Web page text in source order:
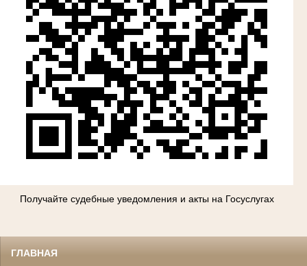
Получайте судебные уведомления и акты на Госуслугах
ГЛАВНАЯ